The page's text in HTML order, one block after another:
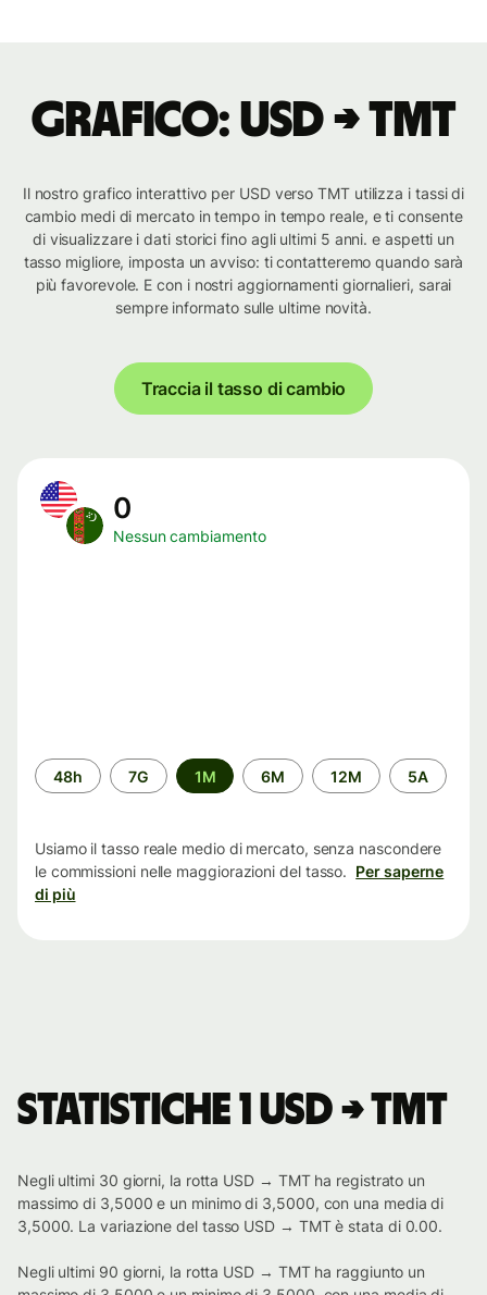
Grafico: USD → TMT
Il nostro grafico interattivo per USD verso TMT utilizza i tassi di
cambio medi di mercato in tempo in tempo reale, e ti consente
di visualizzare i dati storici fino agli ultimi 5 anni. e aspetti un
tasso migliore, imposta un avviso: ti contatteremo quando sarà
più favorevole. E con i nostri aggiornamenti giornalieri, sarai
sempre informato sulle ultime novità.
Traccia il tasso di cambio
0
Nessun cambiamento
Periodo
di
48h 7G 1M 6M 12M 5A
Usiamo il tasso reale medio di mercato, senza nascondere
le commissioni nelle maggiorazioni del tasso. Per saperne
di più
Statistiche 1 USD → TMT
Negli ultimi 30 giorni, la rotta USD → TMT ha registrato un
massimo di 3,5000 e un minimo di 3,5000, con una media di
3,5000. La variazione del tasso USD → TMT è stata di 0.00.
Negli ultimi 90 giorni, la rotta USD → TMT ha raggiunto un